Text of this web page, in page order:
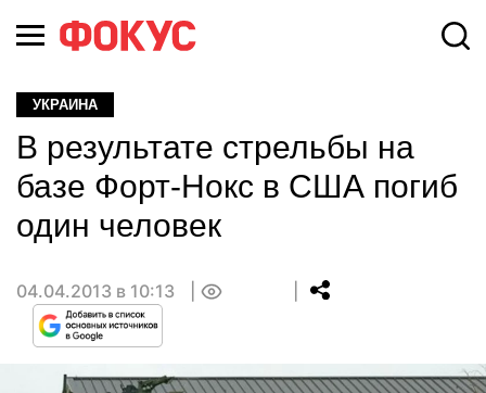
УКРАИНА
В результате стрельбы на
базе Форт-Нокс в США погиб
один человек
04.04.2013 в 10:13